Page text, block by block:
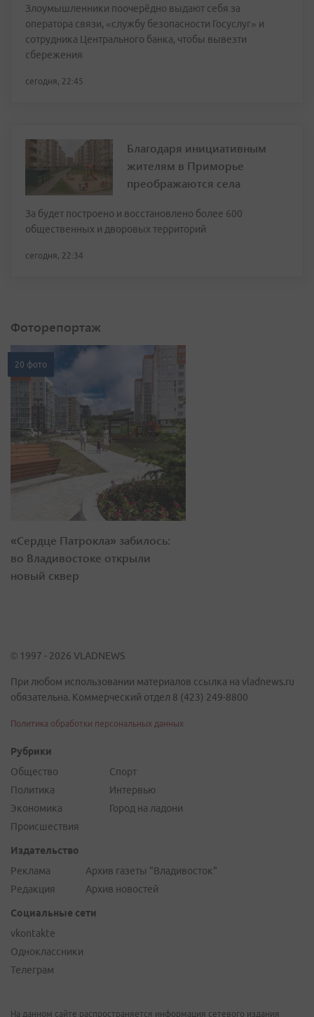
Злоумышленники поочерёдно выдают себя за
оператора связи, «службу безопасности Госуслуг» и
сотрудника Центрального банка, чтобы вывезти
сбережения
сегодня, 22:45
Благодаря инициативным
жителям в Приморье
преображаются села
За будет построено и восстановлено более 600
общественных и дворовых территорий
сегодня, 22:34
Фоторепортаж
20 фото
«Сердце Патрокла» забилось:
во Владивостоке открыли
новый сквер
© 1997 - 2026 VLADNEWS
При любом использовании материалов ссылка на vladnews.ru
обязательна. Коммерческий отдел 8 (423) 249-8800
Политика обработки персональных данных
Рубрики
Общество
Политика
Экономика
Происшествия
Спорт
Интервью
Город на ладони
Издательство
Реклама
Редакция
Архив газеты "Владивосток"
Архив новостей
Социальные сети
vkontakte
Одноклассники
Телеграм
На данном сайте распространяется информация сетевого издания